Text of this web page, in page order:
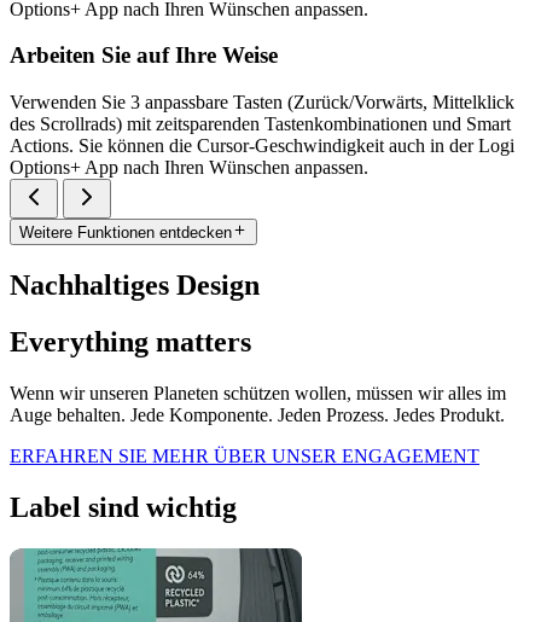
Options+ App nach Ihren Wünschen anpassen.
Arbeiten Sie auf Ihre Weise
Verwenden Sie 3 anpassbare Tasten (Zurück/Vorwärts, Mittelklick
des Scrollrads) mit zeitsparenden Tastenkombinationen und Smart
Actions. Sie können die Cursor-Geschwindigkeit auch in der Logi
Options+ App nach Ihren Wünschen anpassen.
Weitere Funktionen entdecken
Nachhaltiges Design
Everything matters
Wenn wir unseren Planeten schützen wollen, müssen wir alles im
Auge behalten. Jede Komponente. Jeden Prozess. Jedes Produkt.
ERFAHREN SIE MEHR ÜBER UNSER ENGAGEMENT
Label sind wichtig